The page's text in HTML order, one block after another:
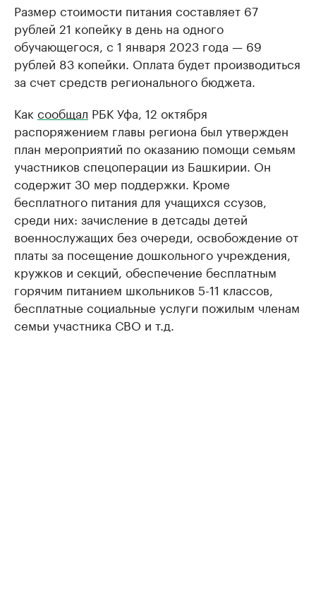
Размер стоимости питания составляет 67
рублей 21 копейку в день на одного
обучающегося, с 1 января 2023 года — 69
рублей 83 копейки. Оплата будет производиться
за счет средств регионального бюджета.
Как сообщал РБК Уфа, 12 октября
распоряжением главы региона был утвержден
план мероприятий по оказанию помощи семьям
участников спецоперации из Башкирии. Он
содержит 30 мер поддержки. Кроме
бесплатного питания для учащихся ссузов,
среди них: зачисление в детсады детей
военнослужащих без очереди, освобождение от
платы за посещение дошкольного учреждения,
кружков и секций, обеспечение бесплатным
горячим питанием школьников 5-11 классов,
бесплатные социальные услуги пожилым членам
семьи участника СВО и т.д.